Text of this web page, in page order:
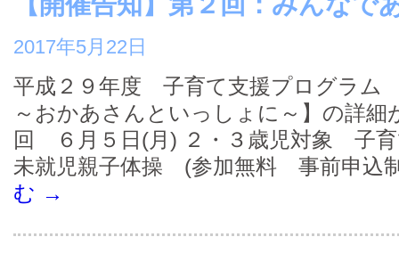
2017年5月22日
平成２９年度 子育て支援プログラ
～おかあさんといっしょに～】の詳細
回 ６月５日(月) ２・３歳児対象 子
未就児親子体操 (参加無料 事前申込
む →